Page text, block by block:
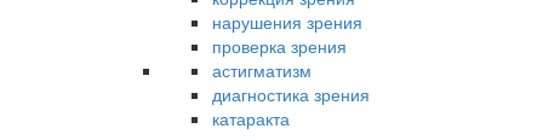
нарушения зрения
проверка зрения
астигматизм
диагностика зрения
катаракта